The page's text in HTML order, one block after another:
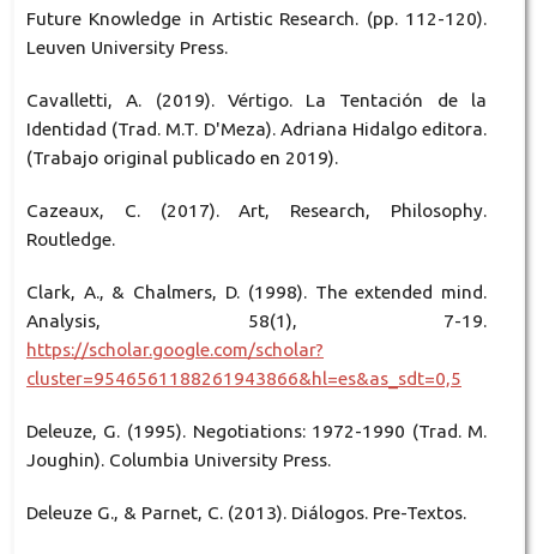
Future Knowledge in Artistic Research. (pp. 112-120).
Leuven University Press.
Cavalletti, A. (2019). Vértigo. La Tentación de la
Identidad (Trad. M.T. D'Meza). Adriana Hidalgo editora.
(Trabajo original publicado en 2019).
Cazeaux, C. (2017). Art, Research, Philosophy.
Routledge.
Clark, A., & Chalmers, D. (1998). The extended mind.
Analysis, 58(1), 7-19.
https://scholar.google.com/scholar?
cluster=9546561188261943866&hl=es&as_sdt=0,5
Deleuze, G. (1995). Negotiations: 1972-1990 (Trad. M.
Joughin). Columbia University Press.
Deleuze G., & Parnet, C. (2013). Diálogos. Pre-Textos.